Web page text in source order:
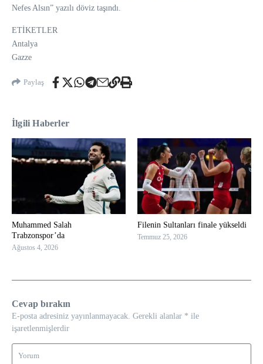
Nefes Alsın” yazılı döviz taşındı.
ETİKETLER
Antalya
Gazze
Paylaş
İlgili Haberler
Muhammed Salah
Trabzonspor’da
Ağustos 4, 2026
Filenin Sultanları finale yükseldi
Temmuz 25, 2026
Cevap bırakın
E-posta adresiniz yayınlanmayacak. Gerekli alanlar * ile
işaretlenmişlerdir